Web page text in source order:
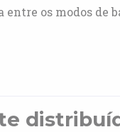
os modos de